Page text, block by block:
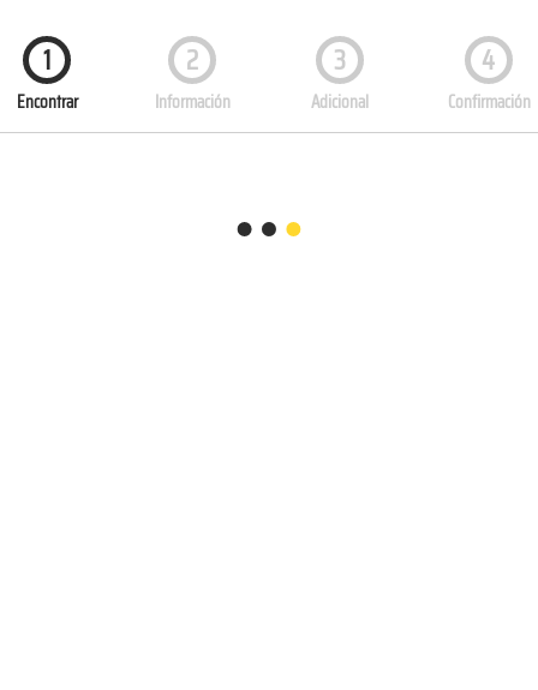
1
Encontrar
2
Información
3
Adicional
4
Confirmación